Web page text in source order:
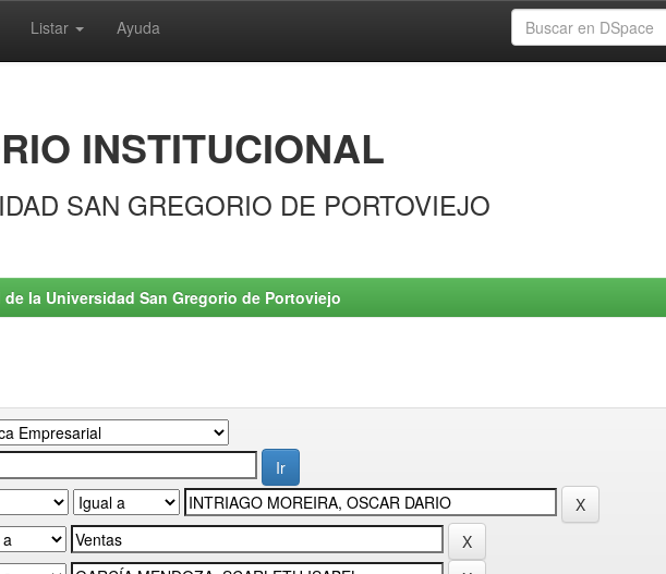
Listar Ayuda
INSTITUCIONAL
SAN GREGORIO DE PORTOVIEJO
la Universidad San Gregorio de Portoviejo